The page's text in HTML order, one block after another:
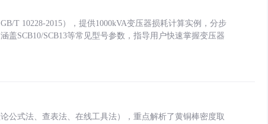
T 10228-2015），提供1000kVA变压器损耗计算实例，分步
SCB10/SCB13等常见型号参数，指导用户快速掌握变压器
公式法、查表法、在线工具法），重点解析了黄铜棒密度取